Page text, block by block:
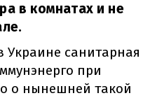
в комнатах и не
Украине санитарная
при
о нынешней такой